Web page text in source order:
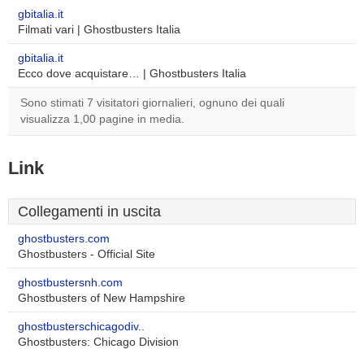
gbitalia.it
Filmati vari | Ghostbusters Italia
gbitalia.it
Ecco dove acquistare… | Ghostbusters Italia
Sono stimati 7 visitatori giornalieri, ognuno dei quali
visualizza 1,00 pagine in media.
Link
Collegamenti in uscita
ghostbusters.com
Ghostbusters - Official Site
ghostbustersnh.com
Ghostbusters of New Hampshire
ghostbusterschicagodiv..
Ghostbusters: Chicago Division